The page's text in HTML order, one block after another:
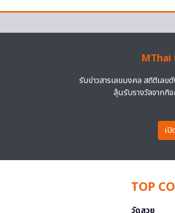
MThai
รับข่าวสารเลขมงคล สถิติเลข
ลุ้นรับรางวัลจากกิ
เ
TOP
วัดสวย